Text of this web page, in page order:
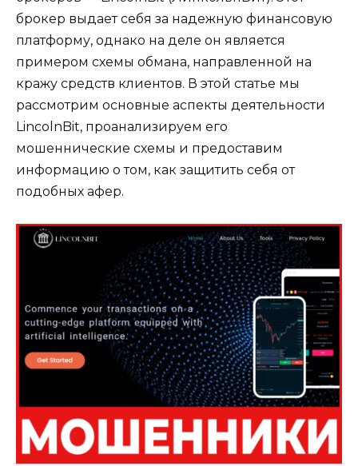
брокер выдает себя за надежную финансовую
платформу, однако на деле он является
примером схемы обмана, направленной на
кражу средств клиентов. В этой статье мы
рассмотрим основные аспекты деятельности
LincolnBit, проанализируем его
мошеннические схемы и предоставим
информацию о том, как защитить себя от
подобных афер.